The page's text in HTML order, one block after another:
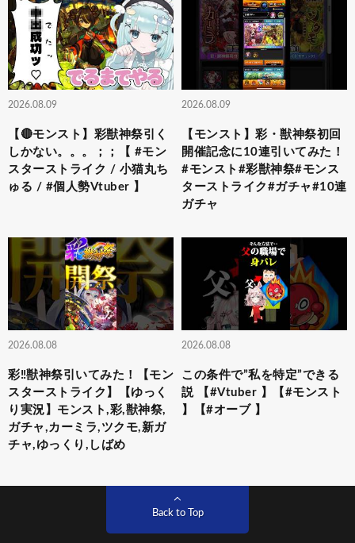
2026.08.09
【🔴モンスト】彩獣神祭引く
しかない。。。；；【 #モン
スターストライク / 小猫丸ち
ゅる / #個人勢Vtuber 】
2026.08.09
【モンスト】彩・獣神祭初回
開催記念に10連引いてみた！
#モンスト#彩獣神祭#モンス
ターストライク#ガチャ#10連
ガチャ
2026.08.08
彩‼獣神祭引いてみた！【モン
スターストライク】【ゆっく
り実況】モンスト,彩,獣神祭,
ガチャ,カーミラ,ツクモ,新ガ
チャ,ゆっくり,しばめ
2026.08.08
この条件で”私を特定”できる
説 【#Vtuber 】【#モンスト
】【#オーブ 】
Back to Top